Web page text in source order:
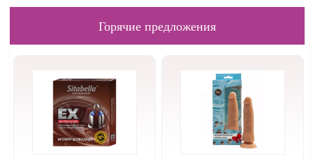
Горячие предложения